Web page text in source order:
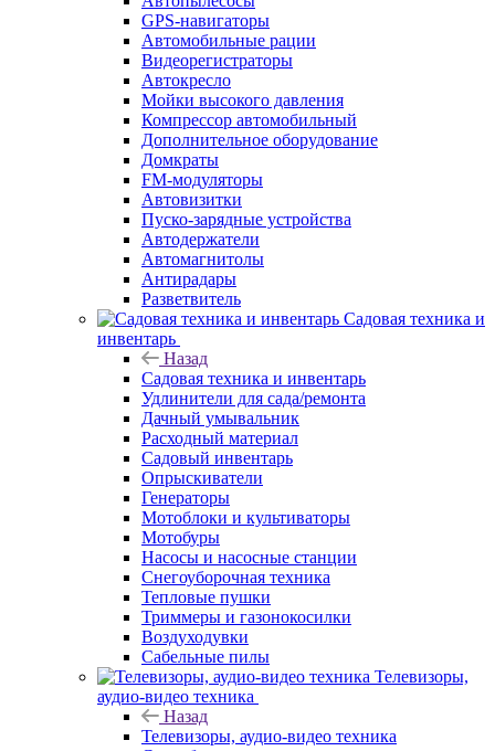
GPS-навигаторы
Автомобильные рации
Видеорегистраторы
Автокресло
Мойки высокого давления
Компрессор автомобильный
Дополнительное оборудование
Домкраты
FM-модуляторы
Автовизитки
Пуско-зарядные устройства
Автодержатели
Автомагнитолы
Антирадары
Разветвитель
Садовая техника и
инвентарь
Назад
Садовая техника и инвентарь
Удлинители для сада/ремонта
Дачный умывальник
Расходный материал
Садовый инвентарь
Опрыскиватели
Генераторы
Мотоблоки и культиваторы
Мотобуры
Насосы и насосные станции
Снегоуборочная техника
Тепловые пушки
Триммеры и газонокосилки
Воздуходувки
Сабельные пилы
Телевизоры,
аудио-видео техника
Назад
Телевизоры, аудио-видео техника